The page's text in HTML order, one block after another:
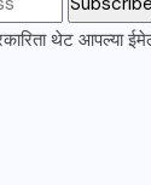
थेट आपल्या